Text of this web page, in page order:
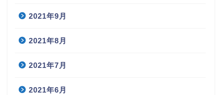
2021年9月
2021年8月
2021年7月
2021年6月